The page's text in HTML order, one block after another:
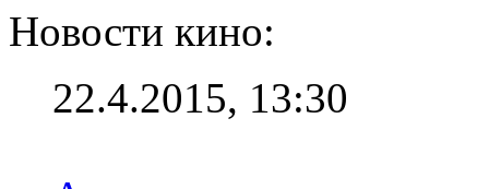
Новости кино:
22.4.2015, 13:30